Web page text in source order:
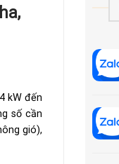
kW đến
số cần
gió),